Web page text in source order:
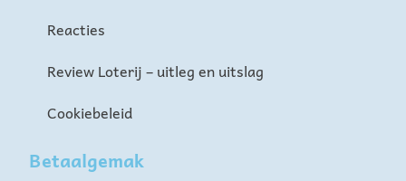
Reacties
Review Loterij – uitleg en uitslag
Cookiebeleid
Betaalgemak